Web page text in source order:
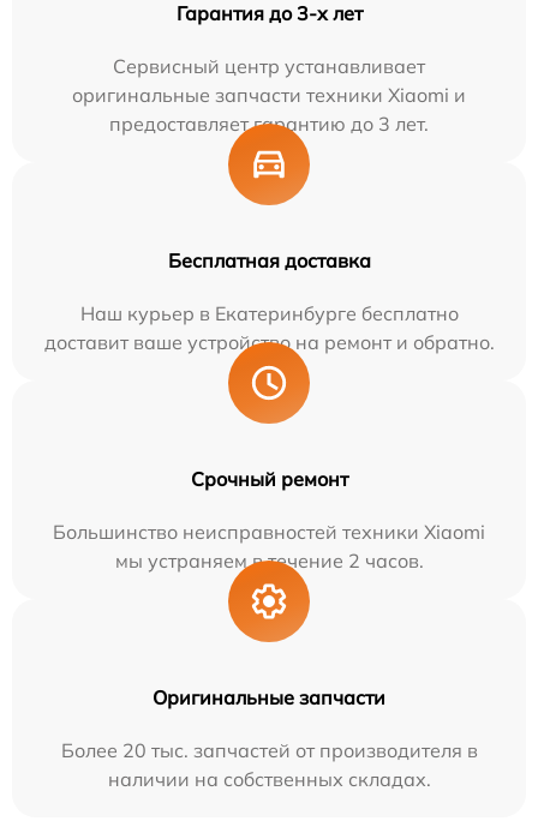
Гарантия до 3-х лет
Сервисный центр устанавливает
оригинальные запчасти техники Xiaomi и
предоставляет гарантию до 3 лет.
Бесплатная доставка
Наш курьер в Екатеринбурге бесплатно
доставит ваше устройство на ремонт и обратно.
Срочный ремонт
Большинство неисправностей техники Xiaomi
мы устраняем в течение 2 часов.
Оригинальные запчасти
Более 20 тыс. запчастей от производителя в
наличии на собственных складах.